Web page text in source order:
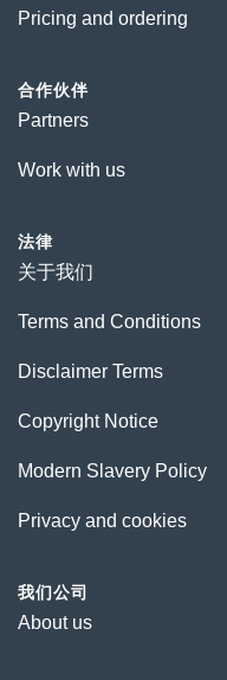
Pricing and ordering
合作伙伴
Partners
Work with us
法律
关于我们
Terms and Conditions
Disclaimer Terms
Copyright Notice
Modern Slavery Policy
Privacy and cookies
我们公司
About us